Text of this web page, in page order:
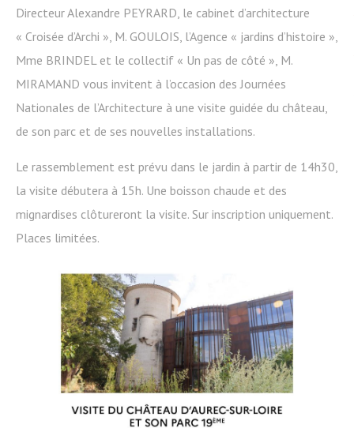
Directeur Alexandre PEYRARD, le cabinet d’architecture
« Croisée d’Archi », M. GOULOIS, l’Agence « jardins d’histoire »,
Mme BRINDEL et le collectif « Un pas de côté », M.
MIRAMAND vous invitent à l’occasion des Journées
Nationales de l’Architecture à une visite guidée du château,
de son parc et de ses nouvelles installations.
Le rassemblement est prévu dans le jardin à partir de 14h30,
la visite débutera à 15h. Une boisson chaude et des
mignardises clôtureront la visite. Sur inscription uniquement.
Places limitées.